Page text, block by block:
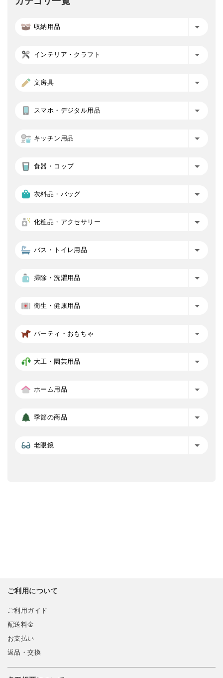
収納用品
インテリア・クラフト
文房具
スマホ・デジタル用品
キッチン用品
食器・コップ
衣料品・バッグ
化粧品・アクセサリー
バス・トイレ用品
掃除・洗濯用品
衛生・健康用品
パーティ・おもちゃ
大工・園芸用品
ホーム用品
季節の商品
老眼鏡
ご利用について
ご利用ガイド
配送料金
お支払い
返品・交換